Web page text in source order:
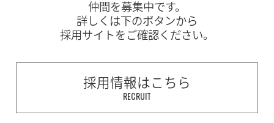
仲間を募集中です。
詳しくは下のボタンから
採用サイトをご確認ください。
採用情報はこちら
RECRUIT